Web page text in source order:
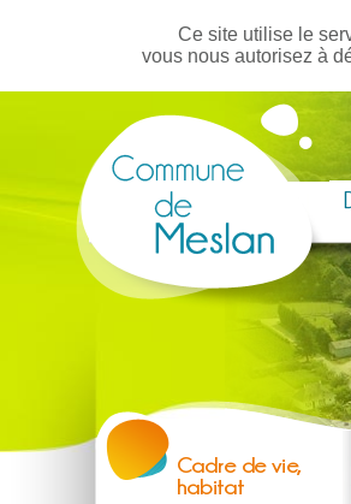
Ce site utilise le
vous nous autorisez à